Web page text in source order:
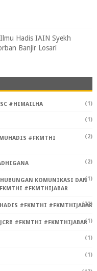
Hadis IAIN Syekh
Banjir Losari
#HIMAILHA (1)
(1)
#FKMTHI
(2)
(2)
KOMUNIKASI DAN
#FKMTHIJABAR
(1)
#FKMTHI #FKMTHIJABAR
(22)
#FKMTHI #FKMTHIJABAR(1)
(1)
(1)